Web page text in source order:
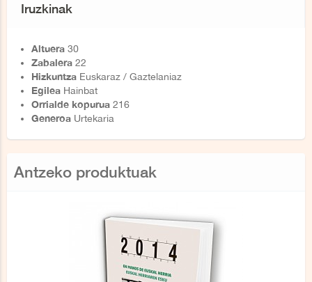
Iruzkinak
Altuera 30
Zabalera 22
Hizkuntza Euskaraz / Gaztelaniaz
Egilea Hainbat
Orrialde kopurua 216
Generoa Urtekaria
Antzeko produktuak